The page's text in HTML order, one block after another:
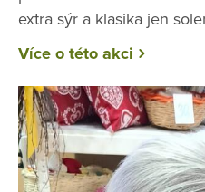
extra sýr a klasika jen
Více o této akci